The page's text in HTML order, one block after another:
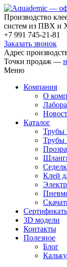
Производство
систем из ПВХ
+7 991 745-21-81
Заказать звонок
Адрес
Точки продаж —
Меню
Компания
О
Каталог
Клей
3D модели
Контакты
Полезное
Блог